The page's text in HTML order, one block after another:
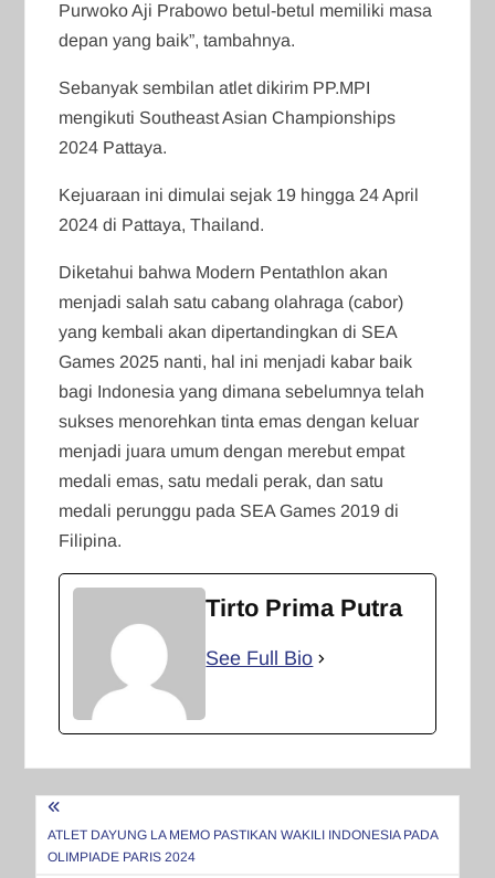
Purwoko Aji Prabowo betul-betul memiliki masa
depan yang baik”, tambahnya.
Sebanyak sembilan atlet dikirim PP.MPI
mengikuti Southeast Asian Championships
2024 Pattaya.
Kejuaraan ini dimulai sejak 19 hingga 24 April
2024 di Pattaya, Thailand.
Diketahui bahwa Modern Pentathlon akan
menjadi salah satu cabang olahraga (cabor)
yang kembali akan dipertandingkan di SEA
Games 2025 nanti, hal ini menjadi kabar baik
bagi Indonesia yang dimana sebelumnya telah
sukses menorehkan tinta emas dengan keluar
menjadi juara umum dengan merebut empat
medali emas, satu medali perak, dan satu
medali perunggu pada SEA Games 2019 di
Filipina.
Tirto Prima Putra
See Full Bio
Navigasi
pos
ATLET DAYUNG LA MEMO PASTIKAN WAKILI INDONESIA PADA
OLIMPIADE PARIS 2024